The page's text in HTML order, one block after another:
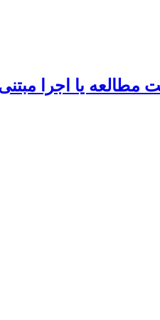
یا اجرا مبتنی